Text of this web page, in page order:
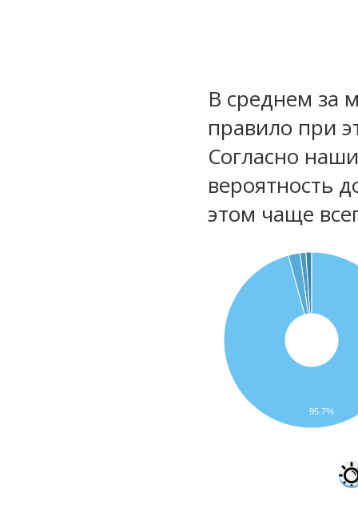
В среднем за
правило при
Согласно
вероятность
этом чаще
95.7%